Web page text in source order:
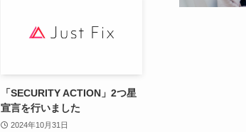
「SECURITY ACTION」2つ星
宣言を行いました
2024年10月31日